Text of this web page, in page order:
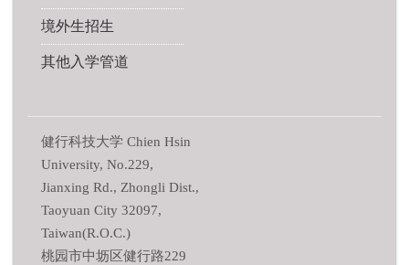
境外生招生
其他入学管道
健行科技大学 Chien Hsin
University, No.229,
Jianxing Rd., Zhongli Dist.,
Taoyuan City 32097,
Taiwan(R.O.C.)
桃园市中坜区健行路229